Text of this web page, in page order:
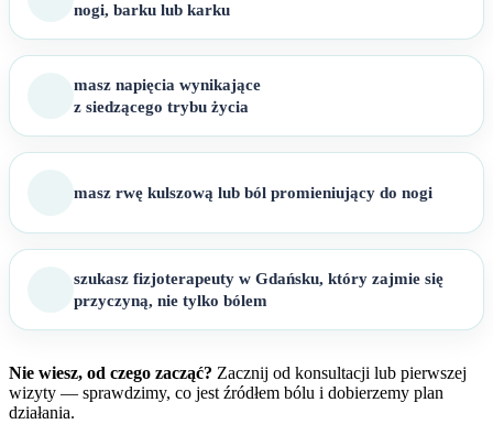
nogi, barku lub karku
masz napięcia wynikające
z siedzącego trybu życia
masz rwę kulszową lub ból promieniujący do nogi
szukasz fizjoterapeuty w Gdańsku, który zajmie się
przyczyną, nie tylko bólem
Nie wiesz, od czego zacząć? Zacznij od konsultacji lub pierwszej
wizyty — sprawdzimy, co jest źródłem bólu i dobierzemy plan
działania.